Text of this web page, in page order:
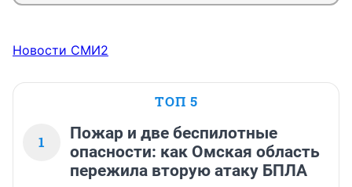
Новости СМИ2
ТОП 5
1
Пожар и две беспилотные
опасности: как Омская область
пережила вторую атаку БПЛА